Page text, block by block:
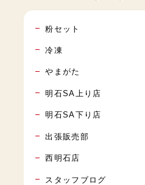
粉セット
冷凍
やまがた
明石SA上り店
明石SA下り店
出張販売部
西明石店
スタッフブログ